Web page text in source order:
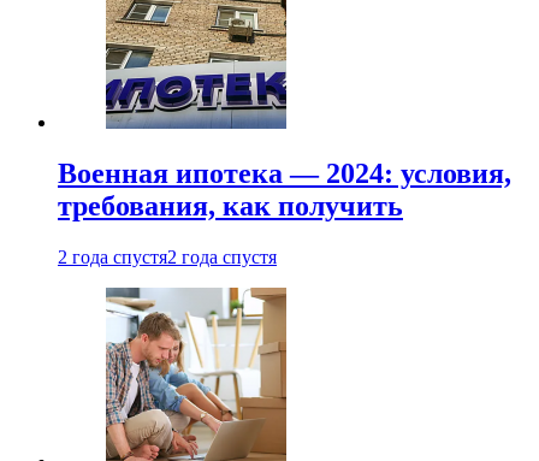
Военная ипотека — 2024: условия,
требования, как получить
2 года спустя2 года спустя